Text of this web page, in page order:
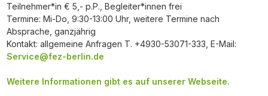
Teilnehmer*in € 5,- p.P., Begleiter*innen frei
Termine: Mi-Do, 9:30-13:00 Uhr, weitere Termine nach
Absprache, ganzjährig
Kontakt: allgemeine Anfragen T. +4930-53071-333, E-Mail:
Service@fez-berlin.de
Weitere Informationen gibt es auf unserer Webseite.